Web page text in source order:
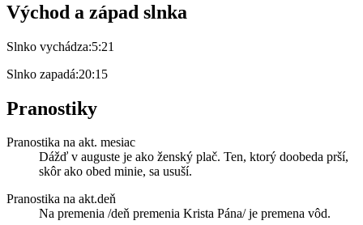
Východ a západ slnka
Slnko vychádza:5:21
Slnko zapadá:20:15
Pranostiky
Pranostika na akt. mesiac
Dážď v auguste je ako ženský plač. Ten, ktorý doobeda prší,
skôr ako obed minie, sa usuší.
Pranostika na akt.deň
Na premenia /deň premenia Krista Pána/ je premena vôd.